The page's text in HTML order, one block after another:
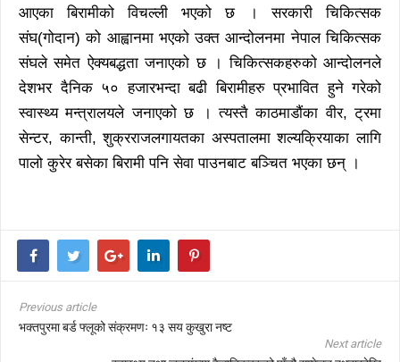
आएका बिरामीको विचल्ली भएको छ । सरकारी चिकित्सक
संघ(गोदान) को आह्वानमा भएको उक्त आन्दोलनमा नेपाल चिकित्सक
संघले समेत ऐक्यबद्धता जनाएको छ । चिकित्सकहरुको आन्दोलनले
देशभर दैनिक ५० हजारभन्दा बढी बिरामीहरु प्रभावित हुने गरेको
स्वास्थ्य मन्त्रालयले जनाएको छ । त्यस्तै काठमाडौंका वीर, ट्रमा
सेन्टर, कान्ती, शुक्रराजलगायतका अस्पतालमा शल्यक्रियाका लागि
पालो कुरेर बसेका बिरामी पनि सेवा पाउनबाट बञ्चित भएका छन् ।
Previous article
भक्तपुरमा बर्ड फ्लूको संक्रमणः १३ सय कुखुरा नष्ट
Next article